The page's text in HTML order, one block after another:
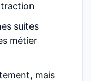
suites
métier
mais